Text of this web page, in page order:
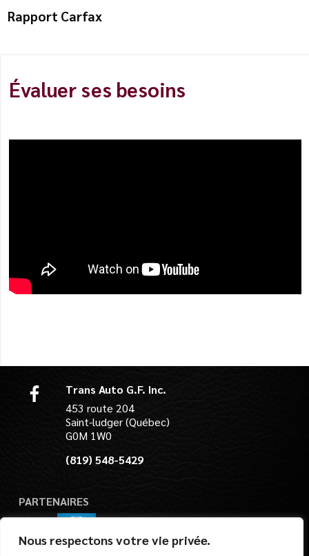
Nous respectons votre vie privée.
Rapport Carfax
Évaluer ses besoins
Trans Auto G.F. Inc.
453 route 204
Saint-ludger (Québec)
G0M 1W0
(819) 548-5429
PARTENAIRES